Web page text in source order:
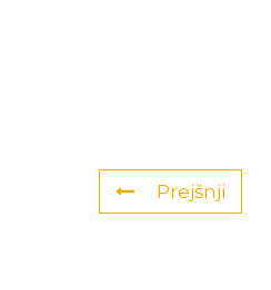
Prejšnji